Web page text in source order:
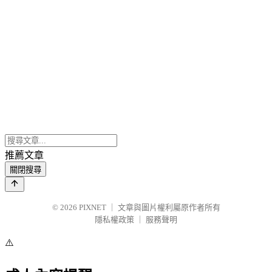
推薦文章
關閉搜尋
© 2026 PIXNET
文章與圖片權利屬原作者所有
隱私權政策
服務聲明
⚠️